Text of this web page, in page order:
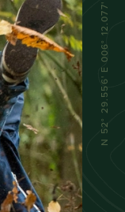
N 52° 29.556' E 006° 12.077'